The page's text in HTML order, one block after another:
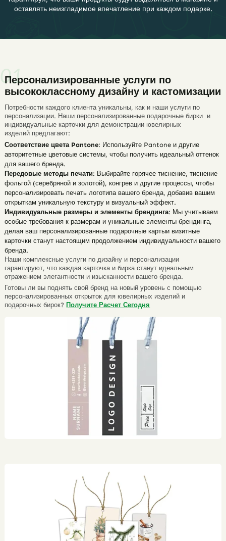
оставлять неизгладимое впечатление при каждом подарке.
Персонализированные услуги по
высококлассному дизайну и кастомизации
Потребности каждого клиента уникальны, как и наши услуги по
персонализации. Наши персонализированные подарочные бирки и
индивидуальные карточки для демонстрации ювелирных
изделий предлагают:
Соответствие цвета Pantone: Используйте Pantone и другие
авторитетные цветовые системы, чтобы получить идеальный оттенок
для вашего бренда.
Передовые методы печати: Выбирайте горячее тиснение, тиснение
фольгой (серебряной и золотой), конгрев и другие процессы, чтобы
персонализировать печать логотипа вашего бренда, добавив вашим
открыткам уникальную текстуру и визуальный эффект.
Индивидуальные размеры и элементы брендинга: Мы учитываем
особые требования к размерам и уникальные элементы брендинга,
делая ваш персонализированные подарочные картыи визитные
карточки станут настоящим продолжением индивидуальности вашего
бренда.
Наши комплексные услуги по дизайну и персонализации
гарантируют, что каждая карточка и бирка станут идеальным
отражением элегантности и изысканности вашего бренда.
Готовы ли вы поднять свой бренд на новый уровень с помощью
персонализированных открыток для ювелирных изделий и
подарочных бирок?Получите Расчет Сегодня